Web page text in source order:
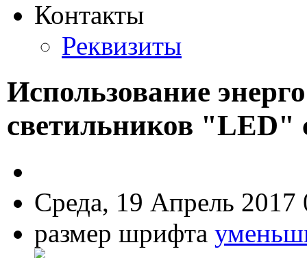
Контакты
Реквизиты
Использование
светильников "LED"
Среда, 19 Апрель 2017
размер шрифта